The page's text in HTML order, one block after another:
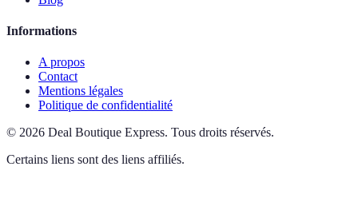
Informations
A propos
Contact
Mentions légales
Politique de confidentialité
© 2026 Deal Boutique Express. Tous droits réservés.
Certains liens sont des liens affiliés.